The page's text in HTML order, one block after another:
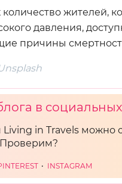
жителей,
давления,
причины
в социальных
in Travels можно
INSTAGRAM